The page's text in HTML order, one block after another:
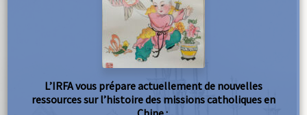
L’IRFA vous prépare actuellement de nouvelles
ressources sur l’histoire des missions catholiques en